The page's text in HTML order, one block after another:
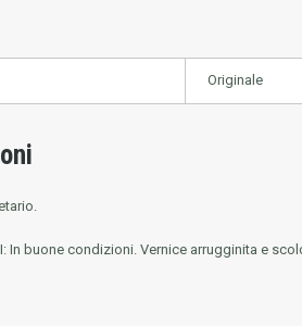
Originale
In buone condizioni. Vernice arrugginita e